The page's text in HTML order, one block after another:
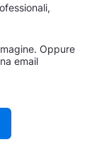
Oppure
email